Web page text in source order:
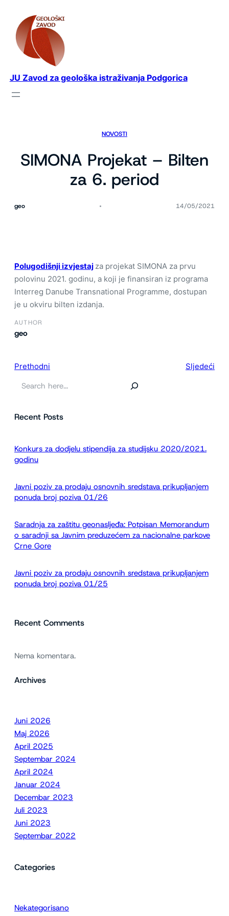
sadržaj
JU Zavod za geološka istraživanja Podgorica
NOVOSTI
SIMONA Projekat – Bilten
za 6. period
geo 14/05/2021
Polugodišnji izvjestaj za projekat SIMONA za prvu
polovinu 2021. godinu, a koji je finansiran iz programa
Interreg Danube Transnational Programme, dostupan
je u okviru bilten izdanja.
AUTHOR
geo
Prethodni
Sljedeći
t
g
Recent Posts
Konkurs za dodjelu stipendija za studijsku 2020/2021.
godinu
Javni poziv za prodaju osnovnih sredstava prikupljanjem
ponuda broj poziva 01/26
Saradnja za zaštitu geonasljeđa: Potpisan Memorandum
o saradnji sa Javnim preduzećem za nacionalne parkove
Crne Gore
Javni poziv za prodaju osnovnih sredstava prikupljanjem
ponuda broj poziva 01/25
Recent Comments
Nema komentara.
Archives
Juni 2026
Maj 2026
April 2025
Septembar 2024
April 2024
Januar 2024
Decembar 2023
Juli 2023
Juni 2023
Septembar 2022
Categories
Nekategorisano